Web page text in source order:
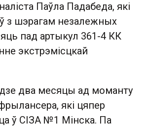
Паўла Падабеда, які
з шэрагам незалежных
пад артыкул 361-4 КК
экстрэмісцкай
два месяцы ад моманту
які цяпер
ў СІЗА №1 Мінска. Па